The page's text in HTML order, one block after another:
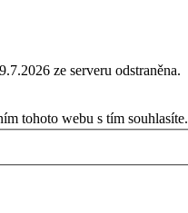
ze serveru odstraněna.
tohoto webu s tím souhlasíte.